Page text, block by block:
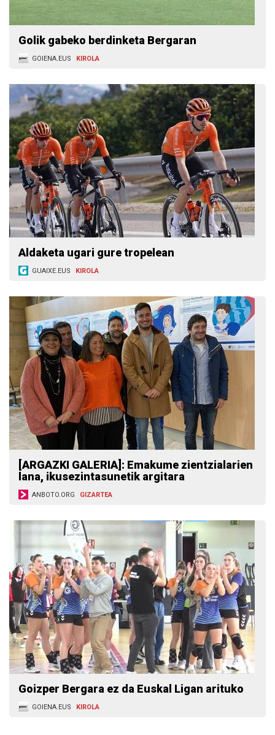
Golik gabeko berdinketa Bergaran
GOIENA.EUS KIROLA
Aldaketa ugari gure tropelean
GUAIXE.EUS KIROLA
[ARGAZKI GALERIA]: Emakume zientzialarien
lana, ikusezintasunetik argitara
ANBOTO.ORG GIZARTEA
Goizper Bergara ez da Euskal Ligan arituko
GOIENA.EUS KIROLA